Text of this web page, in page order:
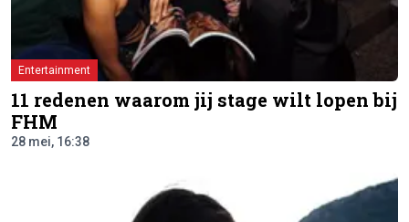
Entertainment
11 redenen waarom jij stage wilt lopen bij
FHM
28 mei, 16:38